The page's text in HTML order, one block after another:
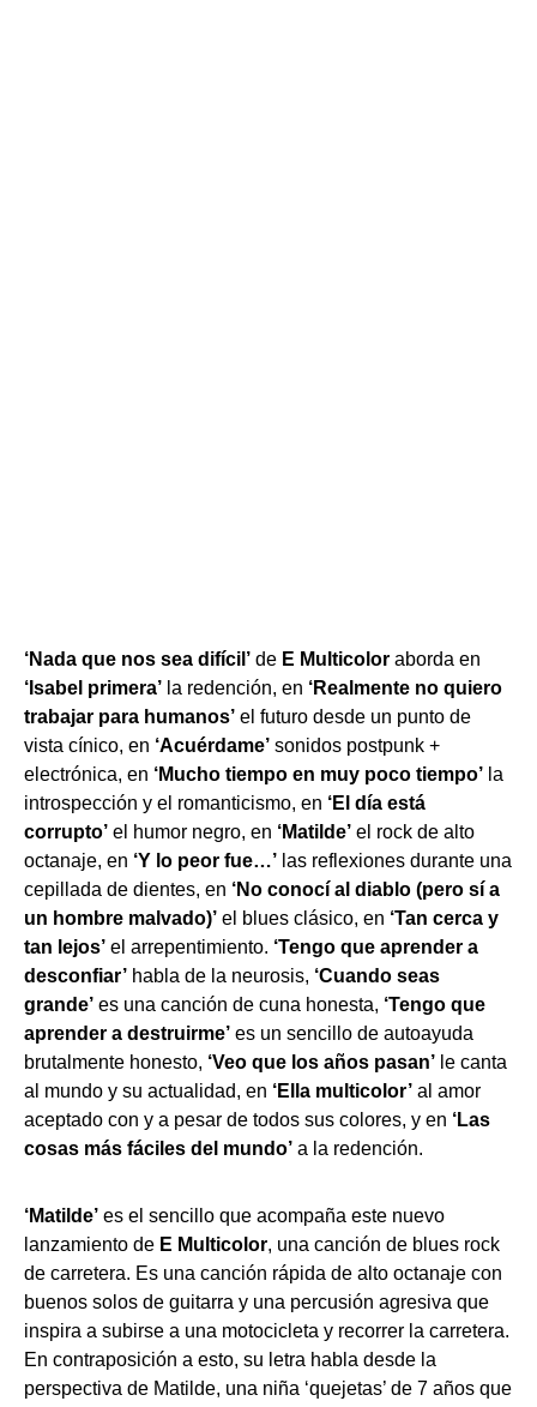
‘Nada que nos sea difícil’ de E Multicolor aborda en
‘Isabel primera’ la redención, en ‘Realmente no quiero
trabajar para humanos’ el futuro desde un punto de
vista cínico, en ‘Acuérdame’ sonidos postpunk +
electrónica, en ‘Mucho tiempo en muy poco tiempo’ la
introspección y el romanticismo, en ‘El día está
corrupto’ el humor negro, en ‘Matilde’ el rock de alto
octanaje, en ‘Y lo peor fue…’ las reflexiones durante una
cepillada de dientes, en ‘No conocí al diablo (pero sí a
un hombre malvado)’ el blues clásico, en ‘Tan cerca y
tan lejos’ el arrepentimiento. ‘Tengo que aprender a
desconfiar’ habla de la neurosis, ‘Cuando seas
grande’ es una canción de cuna honesta, ‘Tengo que
aprender a destruirme’ es un sencillo de autoayuda
brutalmente honesto, ‘Veo que los años pasan’ le canta
al mundo y su actualidad, en ‘Ella multicolor’ al amor
aceptado con y a pesar de todos sus colores, y en ‘Las
cosas más fáciles del mundo’ a la redención.
‘Matilde’ es el sencillo que acompaña este nuevo
lanzamiento de E Multicolor, una canción de blues rock
de carretera. Es una canción rápida de alto octanaje con
buenos solos de guitarra y una percusión agresiva que
inspira a subirse a una motocicleta y recorrer la carretera.
En contraposición a esto, su letra habla desde la
perspectiva de Matilde, una niña ‘quejetas’ de 7 años que